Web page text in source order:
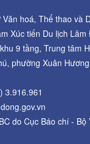
Văn hoá, Thể thao và
Xúc tiến Du lịch Lâm
9 tầng, Trung tâm
phường Xuân
3.916.961
do Cục Báo chí -